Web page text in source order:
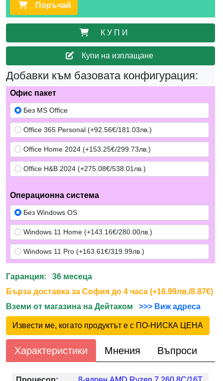
Поръчай
К У П И
Купи на изплащане
Добавки към базовата конфигурация:
Офис пакет
Без MS Office
Office 365 Personal (+92.56€/181.03лв.)
Office Home 2024 (+153.25€/299.73лв.)
Office H&B 2024 (+275.08€/538.01лв.)
Операционна система
Без Windows OS
Windows 11 Home (+143.16€/280.00лв.)
Windows 11 Pro (+163.61€/319.99лв.)
Гаранция: 36 месеца
Бърза доставка за София до 4 часа (+16.99лв./8.87€)
Вземи от магазина на Дейтаком
>>> Виж адреса
Извести ме, когато продуктът е с ПО-НИСКА ЦЕНА
Характеристики Мнения Въпроси